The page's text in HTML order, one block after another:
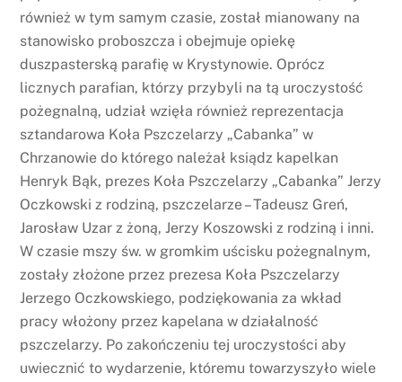
również w tym samym czasie, został mianowany na
stanowisko proboszcza i obejmuje opiekę
duszpasterską parafię w Krystynowie. Oprócz
licznych parafian, którzy przybyli na tą uroczystość
pożegnalną, udział wzięła również reprezentacja
sztandarowa Koła Pszczelarzy „Cabanka” w
Chrzanowie do którego należał ksiądz kapelkan
Henryk Bąk, prezes Koła Pszczelarzy „Cabanka” Jerzy
Oczkowski z rodziną, pszczelarze – Tadeusz Greń,
Jarosław Uzar z żoną, Jerzy Koszowski z rodziną i inni.
W czasie mszy św. w gromkim uścisku pożegnalnym,
zostały złożone przez prezesa Koła Pszczelarzy
Jerzego Oczkowskiego, podziękowania za wkład
pracy włożony przez kapelana w działalność
pszczelarzy. Po zakończeniu tej uroczystości aby
uwiecznić to wydarzenie, któremu towarzyszyło wiele